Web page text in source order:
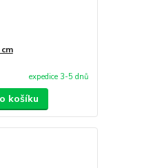
expedice 3-5 dnů
košíku